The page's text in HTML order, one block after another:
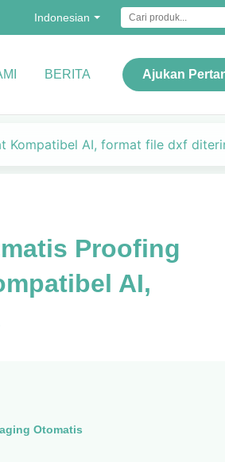
Indonesian
BERITA Ajukan
Kompatibel AI, format file dxf
Proofing
AI,
Otomatis